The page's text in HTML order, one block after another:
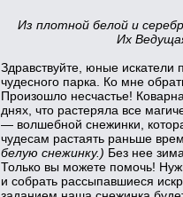
Из плотной белой и
Их
Здравствуйте, юные
чудесного парка. Ко мне
Произошло несчастье!
днях, что растеряла все
— волшебной снежинки,
чудесам растаять раньше
белую снежинку.) Без нее
Только вы можете помочь!
и собрать рассыпавшиеся